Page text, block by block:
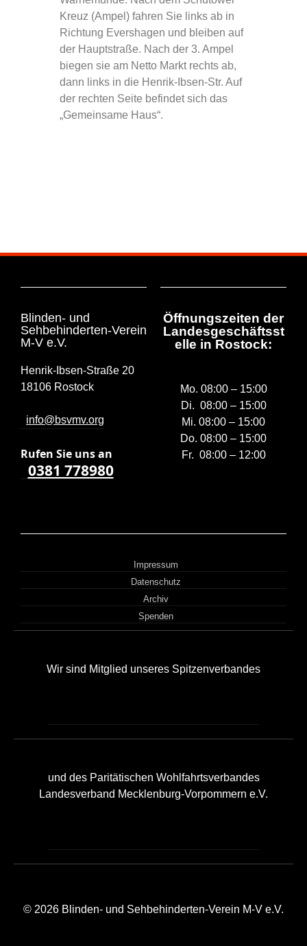
Kreuz (Ampel) fahren Sie links ab in
Richtung Evershagen und bleiben auf
der Hauptstraße. Nach der 3. Ampel
biegen sie am Netto Markt rechts ab,
dann links in die Henrik-Ibsen-Str. Auf
der rechten Seite befindet sich das
„Gemeinsame Haus“.
Blinden- und
Sehbehinderten-Verein
M-V e.V.
Henrik-Ibsen-Straße 20
18106 Rostock
info@bsvmv.org
Rufen Sie uns an
0381 778980
Öffnungszeiten der
Landesgeschäftsst
elle in Rostock:
Mo. 08:00 – 15:00
Di. 08:00 – 15:00
Mi. 08:00 – 15:00
Do. 08:00 – 15:00
Fr. 08:00 – 12:00
Impressum
Datenschutz
Archiv
Spenden
Wir sind Mitglied unseres Spitzenverbandes
und des Paritätischen Wohlfahrtsverbandes
Landesverband Mecklenburg-Vorpommern e.V.
© 2026 Blinden- und Sehbehinderten-Verein M-V e.V.